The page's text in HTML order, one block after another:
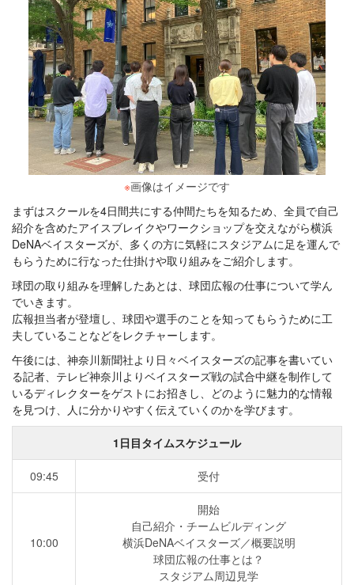
※画像はイメージです
まずはスクールを4日間共にする仲間たちを知るため、全員で自己
紹介を含めたアイスブレイクやワークショップを交えながら横浜
DeNAベイスターズが、多くの方に気軽にスタジアムに足を運んで
もらうために行なった仕掛けや取り組みをご紹介します。
球団の取り組みを理解したあとは、球団広報の仕事について学ん
でいきます。
広報担当者が登壇し、球団や選手のことを知ってもらうために工
夫していることなどをレクチャーします。
午後には、神奈川新聞社より日々ベイスターズの記事を書いてい
る記者、テレビ神奈川よりベイスターズ戦の試合中継を制作して
いるディレクターをゲストにお招きし、どのように魅力的な情報
を見つけ、人に分かりやすく伝えていくのかを学びます。
1日目タイムスケジュール
09:45 受付
10:00
開始
自己紹介・チームビルディング
横浜DeNAベイスターズ／概要説明
球団広報の仕事とは？
スタジアム周辺見学